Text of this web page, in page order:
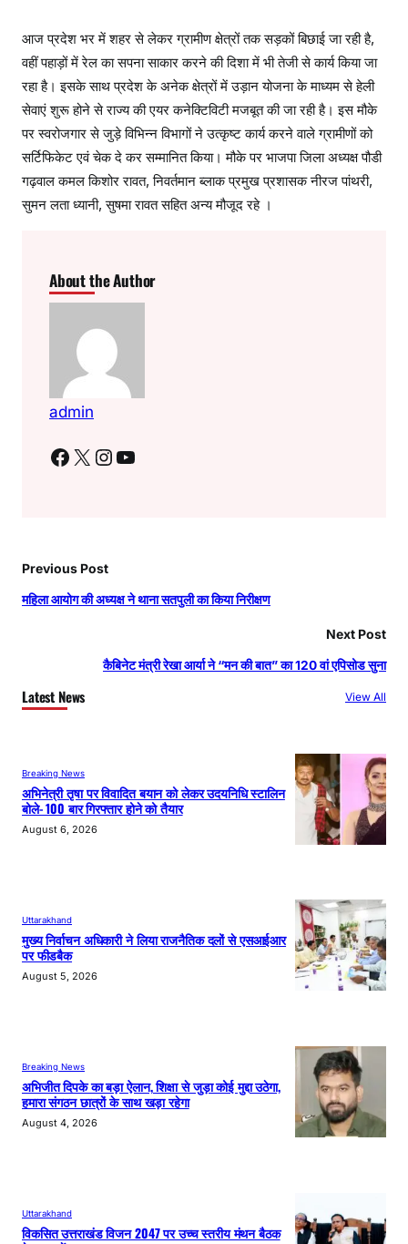
आज प्रदेश भर में शहर से लेकर ग्रामीण क्षेत्रों तक सड़कों बिछाई जा रही है,
वहीं पहाड़ों में रेल का सपना साकार करने की दिशा में भी तेजी से कार्य किया जा
रहा है। इसके साथ प्रदेश के अनेक क्षेत्रों में उड़ान योजना के माध्यम से हेली
सेवाएं शुरू होने से राज्य की एयर कनेक्टिविटी मजबूत की जा रही है। इस मौके
पर स्वरोजगार से जुड़े विभिन्न विभागों ने उत्कृष्ट कार्य करने वाले ग्रामीणों को
सर्टिफिकेट एवं चेक दे कर सम्मानित किया। मौके पर भाजपा जिला अध्यक्ष पौडी
गढ़वाल कमल किशोर रावत, निवर्तमान ब्लाक प्रमुख प्रशासक नीरज पांथरी,
सुमन लता ध्यानी, सुषमा रावत सहित अन्य मौजूद रहे ।
About the Author
admin
Facebook X Instagram YouTube
Previous Post
महिला आयोग की अध्यक्ष ने थाना सतपुली का किया निरीक्षण
Next Post
कैबिनेट मंत्री रेखा आर्या ने “मन की बात” का 120 वां एपिसोड सुना
Latest News View All
Breaking News
अभिनेत्री तृषा पर विवादित बयान को लेकर उदयनिधि स्टालिन
बोले- 100 बार गिरफ्तार होने को तैयार
August 6, 2026
Uttarakhand
मुख्य निर्वाचन अधिकारी ने लिया राजनैतिक दलों से एसआईआर
पर फीडबैक
August 5, 2026
Breaking News
अभिजीत दिपके का बड़ा ऐलान, शिक्षा से जुड़ा कोई मुद्दा उठेगा,
हमारा संगठन छात्रों के साथ खड़ा रहेगा
August 4, 2026
Uttarakhand
विकसित उत्तराखंड विजन 2047 पर उच्च स्तरीय मंथन बैठक